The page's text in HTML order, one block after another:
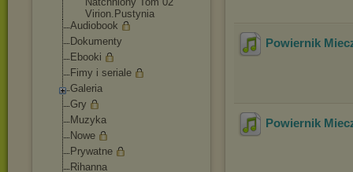
Virion.Pustynia
Audiobook
Dokumenty
Ebooki
Fimy i seriale
Galeria
Gry
Muzyka
Nowe
Prywatne
Rihanna
Powiernik
Powiernik